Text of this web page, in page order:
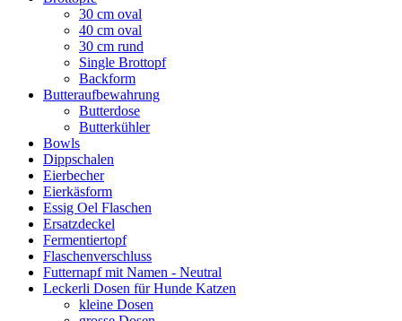
30 cm oval
40 cm oval
30 cm rund
Single Brottopf
Backform
Butteraufbewahrung
Butterdose
Butterkühler
Bowls
Dippschalen
Eierbecher
Eierkäsform
Essig Oel Flaschen
Ersatzdeckel
Fermentiertopf
Flaschenverschluss
Futternapf mit Namen - Neutral
Leckerli Dosen für Hunde Katzen
kleine Dosen